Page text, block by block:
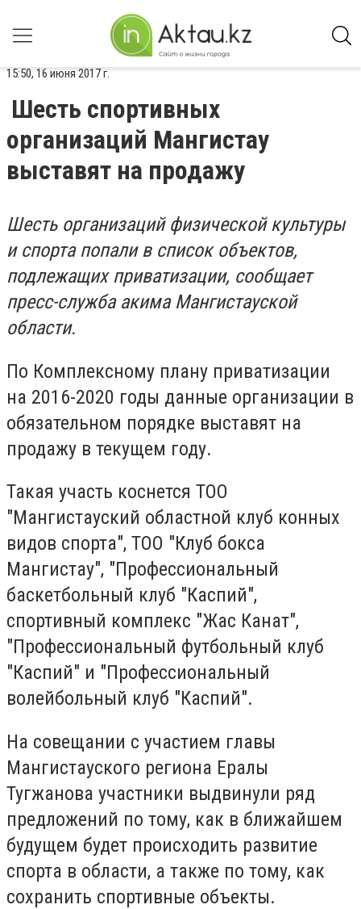
15:50, 16 июня 2017 г.
Шесть спортивных
организаций Мангистау
выставят на продажу
Шесть организаций физической культуры
и спорта попали в список объектов,
подлежащих приватизации, сообщает
пресс-служба акима Мангистауской
области.
По Комплексному плану приватизации
на 2016-2020 годы данные организации в
обязательном порядке выставят на
продажу в текущем году.
Такая участь коснется ТОО
"Мангистауский областной клуб конных
видов спорта", ТОО "Клуб бокса
Мангистау", "Профессиональный
баскетбольный клуб "Каспий",
спортивный комплекс "Жас Канат",
"Профессиональный футбольный клуб
"Каспий" и "Профессиональный
волейбольный клуб "Каспий".
На совещании с участием главы
Мангистауского региона Ералы
Тугжанова участники выдвинули ряд
предложений по тому, как в ближайшем
будущем будет происходить развитие
спорта в области, а также по тому, как
сохранить спортивные объекты.